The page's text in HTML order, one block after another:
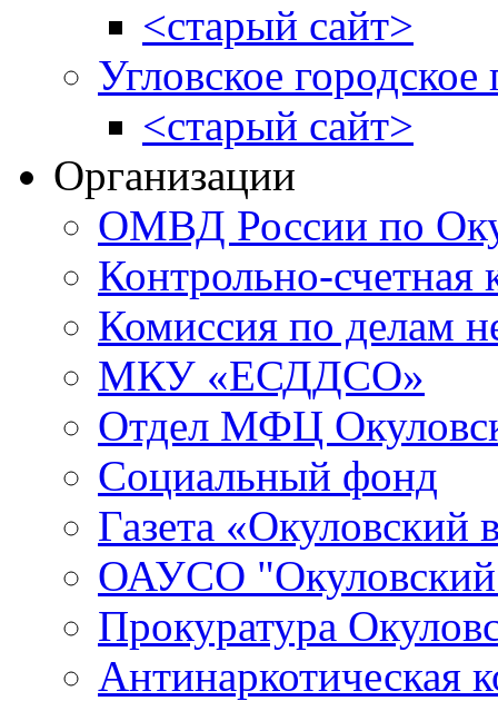
<старый сайт>
Угловское городское
<старый сайт>
Организации
ОМВД России по
Контрольно-счетная
Комиссия по делам
МКУ «ЕСДДСО»
Отдел МФЦ
Социальный фонд
Газета «Окуловский
ОАУСО
Прокуратура
Антинаркотическая